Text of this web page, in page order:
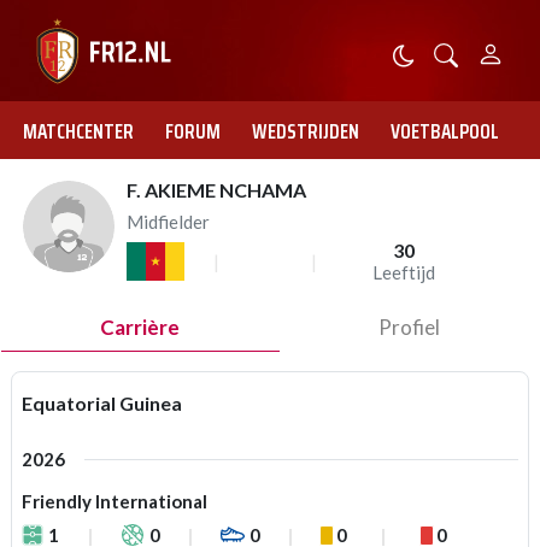
MATCHCENTER FORUM WEDSTRIJDEN VOETBALPOOL
F. AKIEME NCHAMA
Midfielder
30
Leeftijd
Carrière Profiel
Equatorial Guinea
2026
Friendly International
1
0 0 0 0